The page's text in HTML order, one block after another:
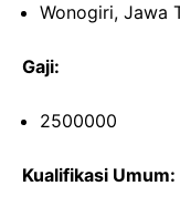
Wonogiri, Jawa
Gaji:
2500000
Kualifikasi Umum: